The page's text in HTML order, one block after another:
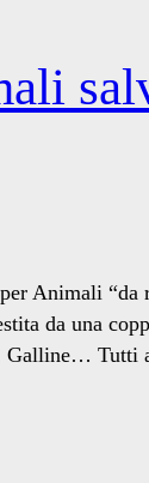
Animali “da
da una
Tutti